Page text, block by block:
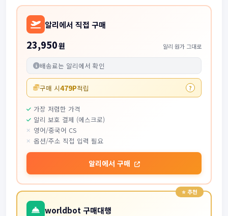
알리에서 직접 구매
23,950원 알리 원가 그대로
배송료는 알리에서 확인
구매 시479P적립 ?
가장 저렴한 가격
알리 보호 결제 (에스크로)
영어/중국어 CS
옵션/주소 직접 입력 필요
알리에서 구매
worldbot 구매대행